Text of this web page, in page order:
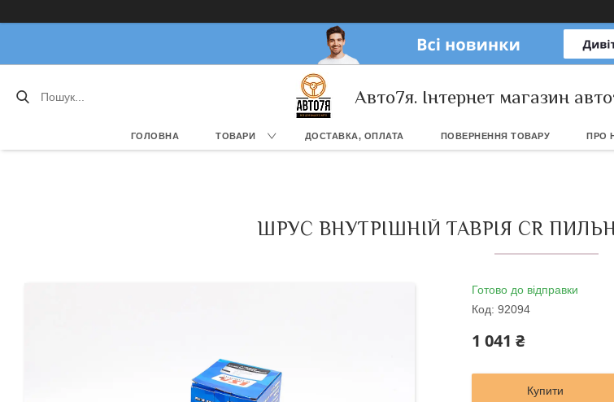
Авто7я. Інтернет магазин
ГОЛОВНА ТОВАРИ ДОСТАВКА, ОПЛАТА ПОВЕРНЕННЯ ТОВАРУ ПРО
ШРУС ВНУТРІШНІЙ ТАВРІЯ CR
Готово до відправки
Код: 92094
1 041 ₴
Купити